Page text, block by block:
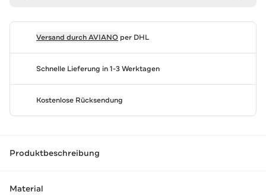
Versand durchAVIANOper DHL
Schnelle Lieferung in 1-3 Werktagen
Kostenlose Rücksendung
Produktbeschreibung
Material